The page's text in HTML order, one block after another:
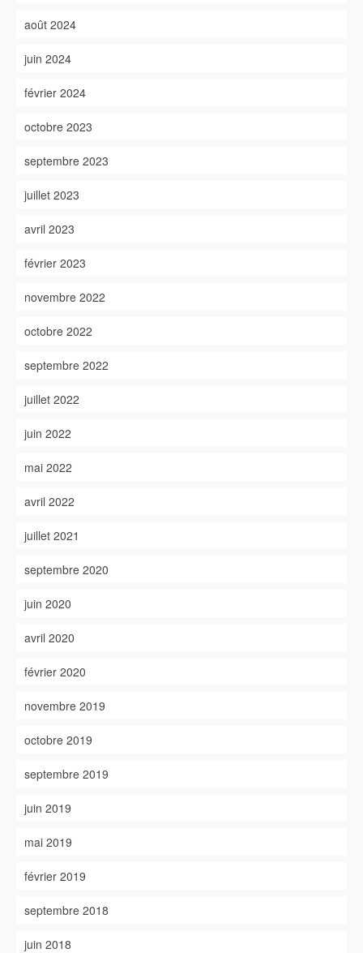
août 2024
juin 2024
février 2024
octobre 2023
septembre 2023
juillet 2023
avril 2023
février 2023
novembre 2022
octobre 2022
septembre 2022
juillet 2022
juin 2022
mai 2022
avril 2022
juillet 2021
septembre 2020
juin 2020
avril 2020
février 2020
novembre 2019
octobre 2019
septembre 2019
juin 2019
mai 2019
février 2019
septembre 2018
juin 2018